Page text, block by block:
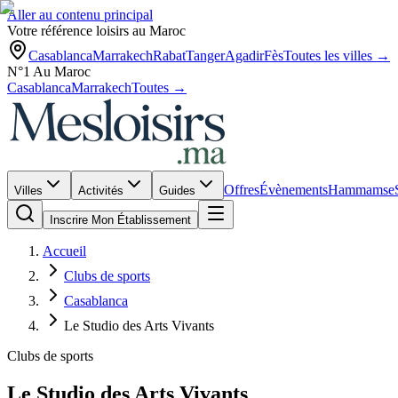
Aller au contenu principal
Votre référence loisirs au Maroc
CasablancaMarrakechRabatTangerAgadirFèsToutes les villes →
N°1 Au Maroc
CasablancaMarrakechToutes →
Villes Activités Guides OffresÉvènementsHammams
Inscrire Mon Établissement
Accueil
Clubs de sports
Casablanca
Le Studio des Arts Vivants
Clubs de sports